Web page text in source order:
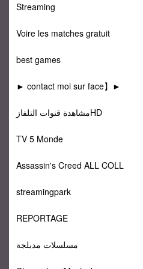
Streaming
Voire les matches gratuit
best games
► contact moi sur face】►
مشاهدة قنوات التلفازHD
TV 5 Monde
Assassin's Creed ALL COLL
streamingpark
REPORTAGE
مسلسلات مدبلجة